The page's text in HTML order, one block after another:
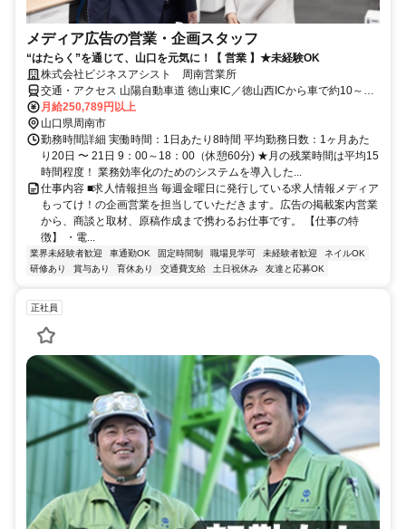
メディア広告の営業・企画スタッフ
“はたらく”を通じて、山口を元気に！【 営業 】★未経験OK
株式会社ビジネスアシスト 周南営業所
交通・アクセス 山陽自動車道 徳山東IC／徳山西ICから車で約10～15
分
月給250,789円以上
山口県周南市
勤務時間詳細 実働時間：1日あたり8時間 平均勤務日数：1ヶ月あた
り20日 〜 21日 9：00～18：00（休憩60分) ★月の残業時間は平均15
時間程度！ 業務効率化のためのシステムを導入した...
仕事内容 ■求人情報担当 毎週金曜日に発行している求人情報メディア
もってけ！の企画営業を担当していただきます。広告の掲載案内営業
から、商談と取材、原稿作成まで携わるお仕事です。 【仕事の特
徴】 ・電...
業界未経験者歓迎 車通勤OK 固定時間制 職場見学可 未経験者歓迎
ネイルOK
研修あり
賞与あり 育休あり 交通費支給 土日祝休み 友達と応募OK
正社員